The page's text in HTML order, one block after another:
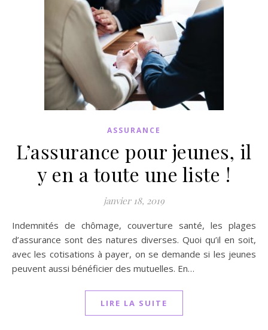
ASSURANCE
L’assurance pour jeunes, il
y en a toute une liste !
janvier 18, 2019
Indemnités de chômage, couverture santé, les plages
d’assurance sont des natures diverses. Quoi qu’il en soit,
avec les cotisations à payer, on se demande si les jeunes
peuvent aussi bénéficier des mutuelles. En…
LIRE LA SUITE